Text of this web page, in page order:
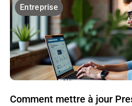
Entreprise
Comment mettre à jour